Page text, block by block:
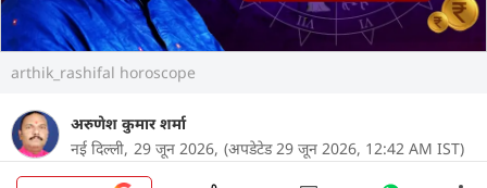
arthik_rashifal horoscope
अरुणेश कुमार शर्मा
नई दिल्ली, 29 जून 2026, (अपडेटेड 29 जून 2026, 12:42 AM IST)